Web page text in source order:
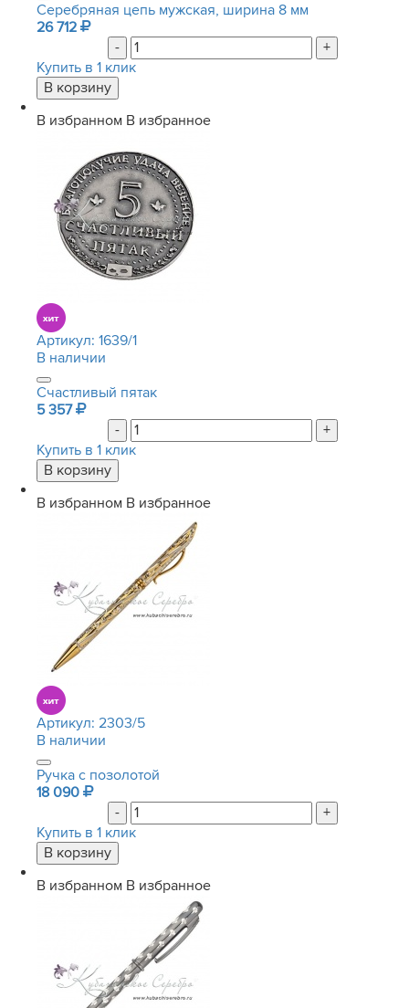
Серебряная цепь мужская, ширина 8 мм
26 712
-
+
Купить в 1 клик
В избранном В избранное
Артикул: 1639/1
В наличии
Счастливый пятак
5 357
-
+
Купить в 1 клик
В избранном В избранное
Артикул: 2303/5
В наличии
Ручка с позолотой
18 090
-
+
Купить в 1 клик
В избранном В избранное